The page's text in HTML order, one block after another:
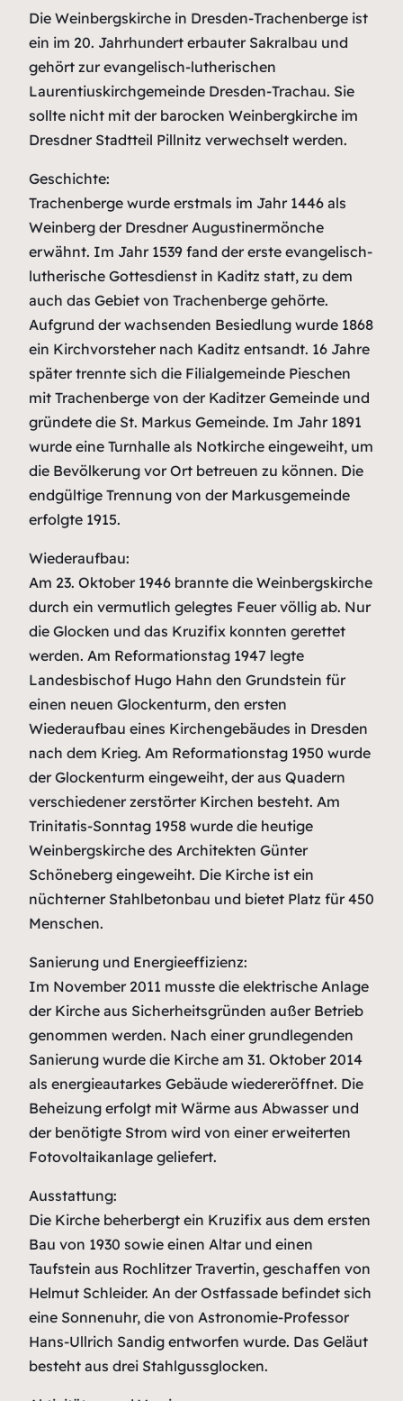
Die Weinbergskirche in Dresden-Trachenberge ist
ein im 20. Jahrhundert erbauter Sakralbau und
gehört zur evangelisch-lutherischen
Laurentiuskirchgemeinde Dresden-Trachau. Sie
sollte nicht mit der barocken Weinbergkirche im
Dresdner Stadtteil Pillnitz verwechselt werden.
Geschichte:
Trachenberge wurde erstmals im Jahr 1446 als
Weinberg der Dresdner Augustinermönche
erwähnt. Im Jahr 1539 fand der erste evangelisch-
lutherische Gottesdienst in Kaditz statt, zu dem
auch das Gebiet von Trachenberge gehörte.
Aufgrund der wachsenden Besiedlung wurde 1868
ein Kirchvorsteher nach Kaditz entsandt. 16 Jahre
später trennte sich die Filialgemeinde Pieschen
mit Trachenberge von der Kaditzer Gemeinde und
gründete die St. Markus Gemeinde. Im Jahr 1891
wurde eine Turnhalle als Notkirche eingeweiht, um
die Bevölkerung vor Ort betreuen zu können. Die
endgültige Trennung von der Markusgemeinde
erfolgte 1915.
Wiederaufbau:
Am 23. Oktober 1946 brannte die Weinbergskirche
durch ein vermutlich gelegtes Feuer völlig ab. Nur
die Glocken und das Kruzifix konnten gerettet
werden. Am Reformationstag 1947 legte
Landesbischof Hugo Hahn den Grundstein für
einen neuen Glockenturm, den ersten
Wiederaufbau eines Kirchengebäudes in Dresden
nach dem Krieg. Am Reformationstag 1950 wurde
der Glockenturm eingeweiht, der aus Quadern
verschiedener zerstörter Kirchen besteht. Am
Trinitatis-Sonntag 1958 wurde die heutige
Weinbergskirche des Architekten Günter
Schöneberg eingeweiht. Die Kirche ist ein
nüchterner Stahlbetonbau und bietet Platz für 450
Menschen.
Sanierung und Energieeffizienz:
Im November 2011 musste die elektrische Anlage
der Kirche aus Sicherheitsgründen außer Betrieb
genommen werden. Nach einer grundlegenden
Sanierung wurde die Kirche am 31. Oktober 2014
als energieautarkes Gebäude wiedereröffnet. Die
Beheizung erfolgt mit Wärme aus Abwasser und
der benötigte Strom wird von einer erweiterten
Fotovoltaikanlage geliefert.
Ausstattung:
Die Kirche beherbergt ein Kruzifix aus dem ersten
Bau von 1930 sowie einen Altar und einen
Taufstein aus Rochlitzer Travertin, geschaffen von
Helmut Schleider. An der Ostfassade befindet sich
eine Sonnenuhr, die von Astronomie-Professor
Hans-Ullrich Sandig entworfen wurde. Das Geläut
besteht aus drei Stahlgussglocken.